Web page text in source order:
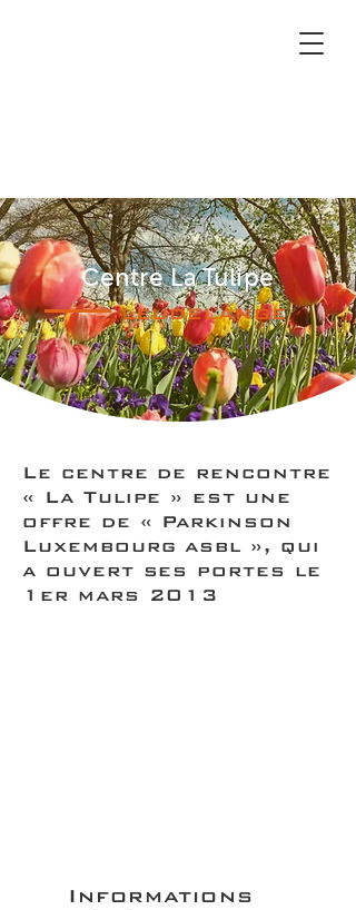
Centre La Tulipe
leudelange
Le centre de rencontre
« La Tulipe » est une
offre de « Parkinson
Luxembourg asbl », qui
a ouvert ses portes le
1er mars 2013
Informations